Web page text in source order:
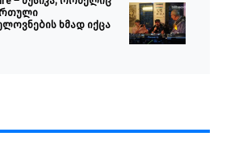
ხმად იქცა